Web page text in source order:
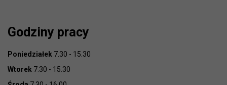
Godziny pracy
Poniedziałek 7.30 - 15.30
Wtorek 7.30 - 15.30